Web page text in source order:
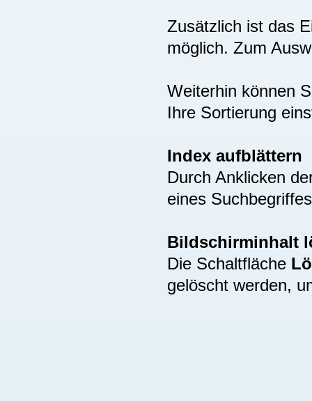
Zusätzlich ist das
möglich. Zum
Weiterhin können
Ihre Sortierung
Index aufblättern
Durch Anklicken
eines
Bildschirminhalt
Die Schaltfläche
gelöscht werden,